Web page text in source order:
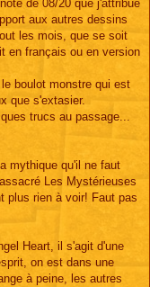
de 08/20 que j'attribue
aux autres dessins
les mois, que se soit
en français ou en version
boulot monstre qui est
que s'extasier.
trucs au passage...
mythique qu'il ne faut
Les Mystérieuses
plus rien à voir! Faut pas
Heart, il s'agit d'une
on est dans une
à peine, les autres